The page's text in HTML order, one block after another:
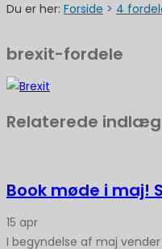
Du er her: Forside > 4
brexit-fordele
Relaterede indlæg
Book møde i maj!
15 apr
I begyndelse af maj